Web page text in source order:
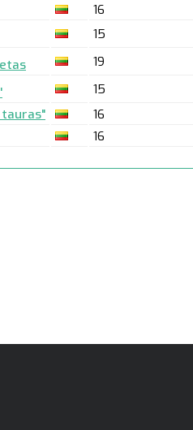
16
15
19
15
tauras" 16
16